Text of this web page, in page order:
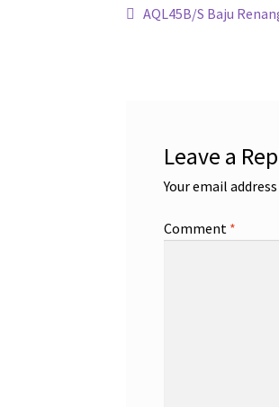
Post
Previous
AQL45B/S Baju
Leave a
Your email
Comment *